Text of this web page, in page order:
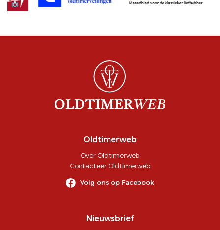
Oldtimerweb
Over Oldtimerweb
Contacteer Oldtimerweb
Volg ons op Facebook
Nieuwsbrief